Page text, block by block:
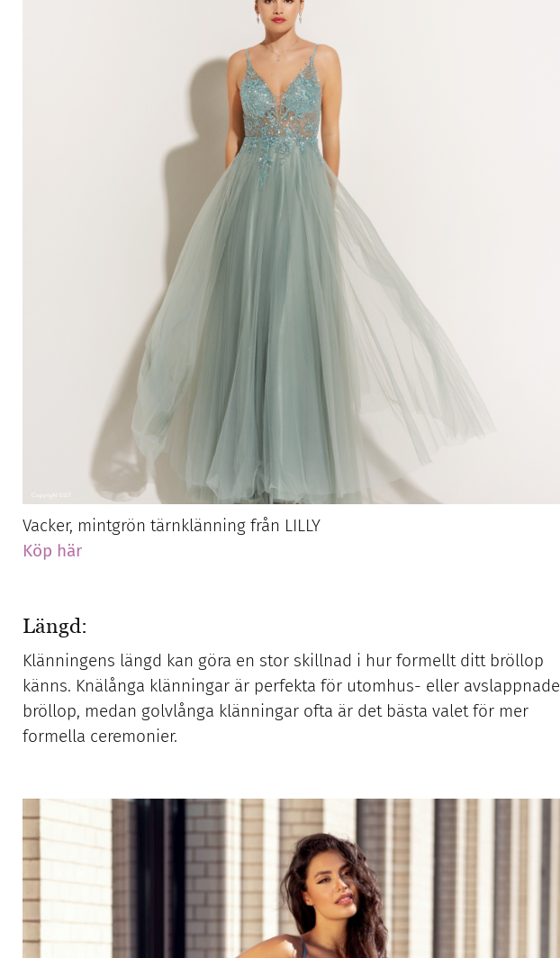
Vacker, mintgrön tärnklänning från LILLY
Köp här
Längd:
Klänningens längd kan göra en stor skillnad i hur formellt ditt bröllop
känns. Knälånga klänningar är perfekta för utomhus- eller avslappnade
bröllop, medan golvlånga klänningar ofta är det bästa valet för mer
formella ceremonier.